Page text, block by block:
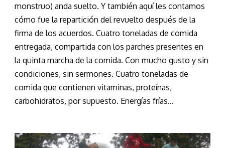
monstruo) anda suelto. Y también aquí les contamos
cómo fue la repartición del revuelto después de la
firma de los acuerdos. Cuatro toneladas de comida
entregada, compartida con los parches presentes en
la quinta marcha de la comida. Con mucho gusto y sin
condiciones, sin sermones. Cuatro toneladas de
comida que contienen vitaminas, proteínas,
carbohidratos, por supuesto. Energías frías...